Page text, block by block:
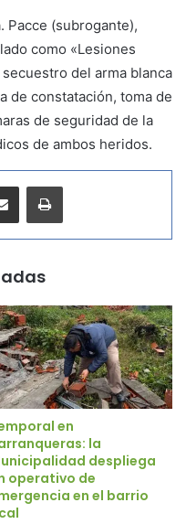
Pacce (subrogante),
como «Lesiones
del arma blanca
de constatación, toma de
de seguridad de la
de ambos heridos.
en
la
despliega
operativo de
en el barrio